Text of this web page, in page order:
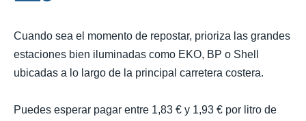
Cuando sea el momento de repostar, prioriza las grandes
estaciones bien iluminadas como EKO, BP o Shell
ubicadas a lo largo de la principal carretera costera.
Puedes esperar pagar entre 1,83 € y 1,93 € por litro de